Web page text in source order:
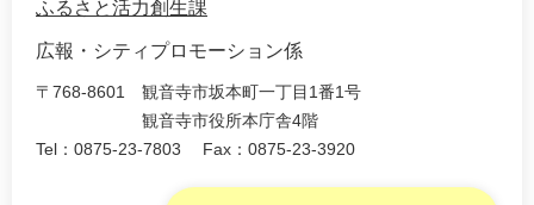
ふるさと活力創生課
広報・シティプロモーション係
〒768-8601
観音寺市坂本町一丁目1番1号
観音寺市役所本庁舎4階
Tel：0875-23-7803
Fax：0875-23-3920